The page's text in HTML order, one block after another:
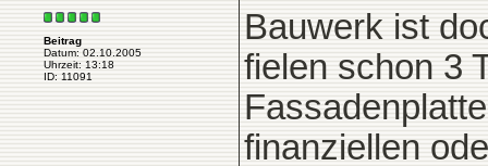
Beitrag
Datum: 02.10.2005
Uhrzeit: 13:18
ID: 11091
Bauwerk ist
fielen schon 3
finanziellen